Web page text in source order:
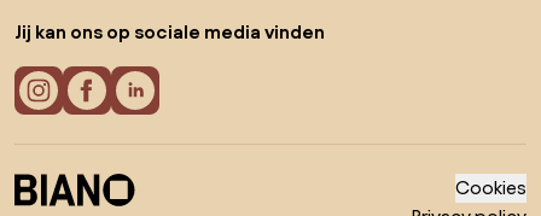
Jij kan ons op sociale media vinden
Cookies